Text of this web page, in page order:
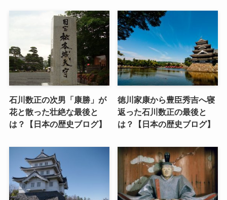
石川数正の次男「康勝」が
花と散った壮絶な最後と
は？【日本の歴史ブログ】
徳川家康から豊臣秀吉へ寝
返った石川数正の最後と
は？【日本の歴史ブログ】